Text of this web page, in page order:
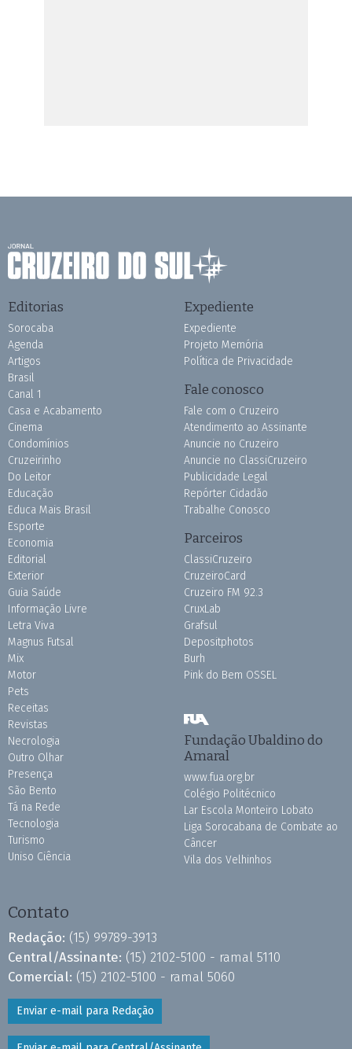
Editorias
Sorocaba
Agenda
Artigos
Brasil
Canal 1
Casa e Acabamento
Cinema
Condomínios
Cruzeirinho
Do Leitor
Educação
Educa Mais Brasil
Esporte
Economia
Editorial
Exterior
Guia Saúde
Informação Livre
Letra Viva
Magnus Futsal
Mix
Motor
Pets
Receitas
Revistas
Necrologia
Outro Olhar
Presença
São Bento
Tá na Rede
Tecnologia
Turismo
Uniso Ciência
Expediente
Expediente
Projeto Memória
Política de Privacidade
Fale conosco
Fale com o Cruzeiro
Atendimento ao Assinante
Anuncie no Cruzeiro
Anuncie no ClassiCruzeiro
Publicidade Legal
Repórter Cidadão
Trabalhe Conosco
Parceiros
ClassiCruzeiro
CruzeiroCard
Cruzeiro FM 92.3
CruxLab
Grafsul
Depositphotos
Burh
Pink do Bem OSSEL
Fundação Ubaldino do
Amaral
www.fua.org.br
Colégio Politécnico
Lar Escola Monteiro Lobato
Liga Sorocabana de Combate ao
Câncer
Vila dos Velhinhos
Contato
Redação: (15) 99789-3913
Central/Assinante: (15) 2102-5100 - ramal 5110
Comercial: (15) 2102-5100 - ramal 5060
Enviar e-mail para Redação